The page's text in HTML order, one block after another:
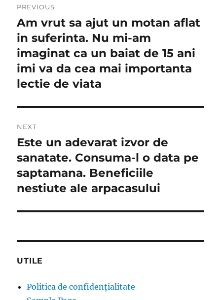
în
articole
PREVIOUS
Previous
post:
Am vrut sa ajut un motan aflat
in suferinta. Nu mi-am
imaginat ca un baiat de 15 ani
imi va da cea mai importanta
lectie de viata
NEXT
Next
post:
Este un adevarat izvor de
sanatate. Consuma-l o data pe
saptamana. Beneficiile
nestiute ale arpacasului
UTILE
Politica de confidențialitate